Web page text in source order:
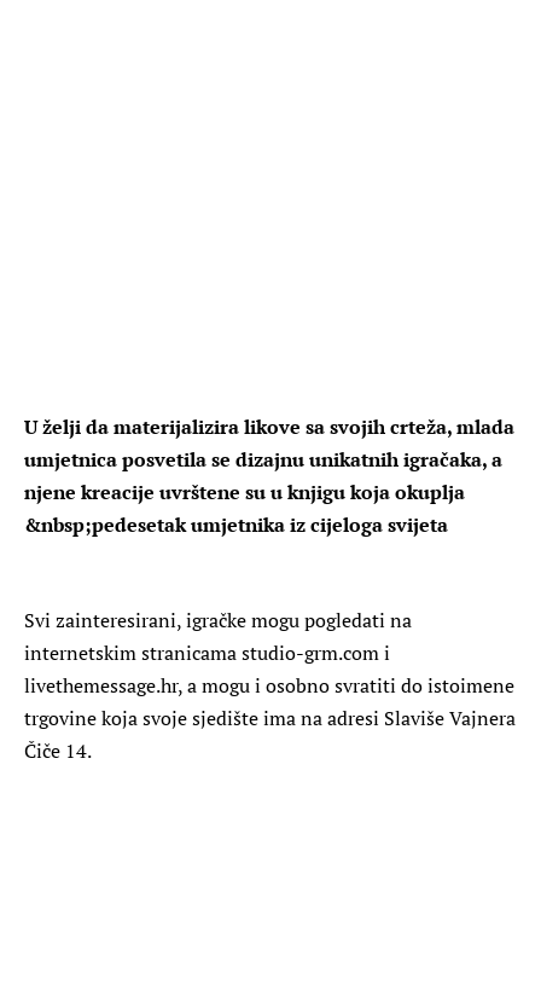
U želji da materijalizira likove sa svojih crteža, mlada
umjetnica posvetila se dizajnu unikatnih igračaka, a
njene kreacije uvrštene su u knjigu koja okuplja
&nbsp;pedesetak umjetnika iz cijeloga svijeta
Svi zainteresirani, igračke mogu pogledati na
internetskim stranicama studio-grm.com i
livethemessage.hr, a mogu i osobno svratiti do istoimene
trgovine koja svoje sjedište ima na adresi Slaviše Vajnera
Čiče 14.